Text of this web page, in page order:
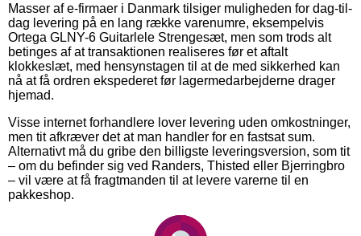
Masser af e-firmaer i Danmark tilsiger muligheden for dag-til-
dag levering på en lang række varenumre, eksempelvis
Ortega GLNY-6 Guitarlele Strengesæt, men som trods alt
betinges af at transaktionen realiseres før et aftalt
klokkeslæt, med hensynstagen til at de med sikkerhed kan
nå at få ordren ekspederet før lagermedarbejderne drager
hjemad.
Visse internet forhandlere lover levering uden omkostninger,
men tit afkræver det at man handler for en fastsat sum.
Alternativt må du gribe den billigste leveringsversion, som tit
– om du befinder sig ved Randers, Thisted eller Bjerringbro
– vil være at få fragtmanden til at levere varerne til en
pakkeshop.